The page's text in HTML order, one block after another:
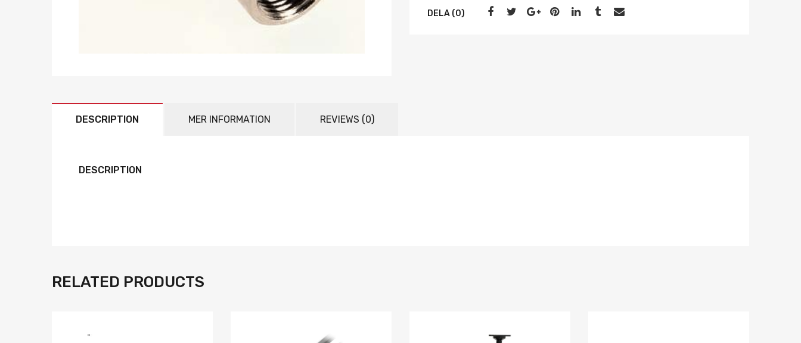
DELA (0)
DESCRIPTION MER INFORMATION REVIEWS (0)
DESCRIPTION
RELATED PRODUCTS